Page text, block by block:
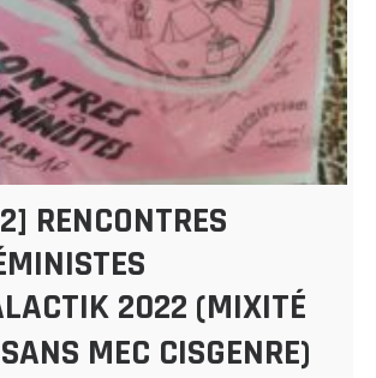
RENCONTRES
2022 (MIXITÉ
MEC CISGENRE)